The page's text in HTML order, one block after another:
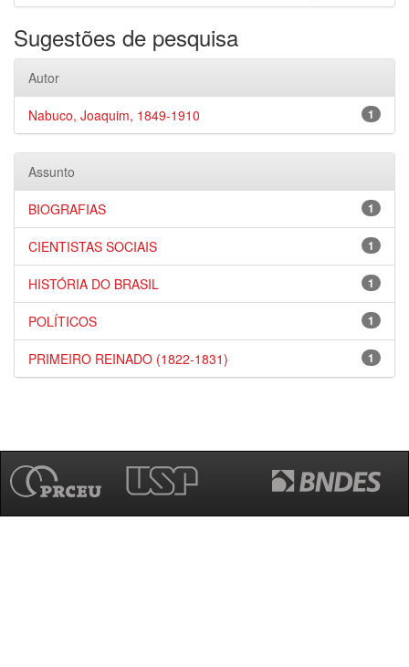
Sugestões de pesquisa
Autor
1
Nabuco, Joaquim, 1849-1910
Assunto
1
BIOGRAFIAS
1
CIENTISTAS SOCIAIS
1
HISTÓRIA DO BRASIL
1
POLÍTICOS
1
PRIMEIRO REINADO (1822-1831)